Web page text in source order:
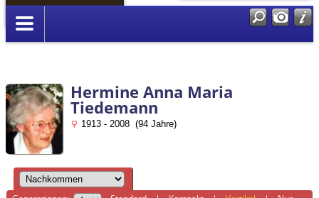
Anmelden
Hermine Anna Maria
Tiedemann
1913 - 2008 (94 Jahre)